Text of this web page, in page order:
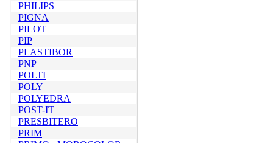
PHILIPS
PIGNA
PILOT
PIP
PLASTIBOR
PNP
POLTI
POLY
POLYEDRA
POST-IT
PRESBITERO
PRIM